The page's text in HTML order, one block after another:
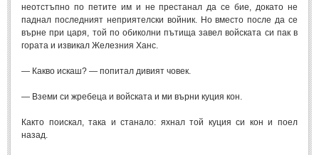
неотстъпно по петите им и не престанал да се бие, докато не
паднал последният неприятелски войник. Но вместо после да се
върне при царя, той по обиколни пътища завел войската си пак в
гората и извикал Железния Ханс.
— Какво искаш? — попитал дивият човек.
— Вземи си жребеца и войската и ми върни куция кон.
Както поискал, така и станало: яхнал той куция си кон и поел
назад.